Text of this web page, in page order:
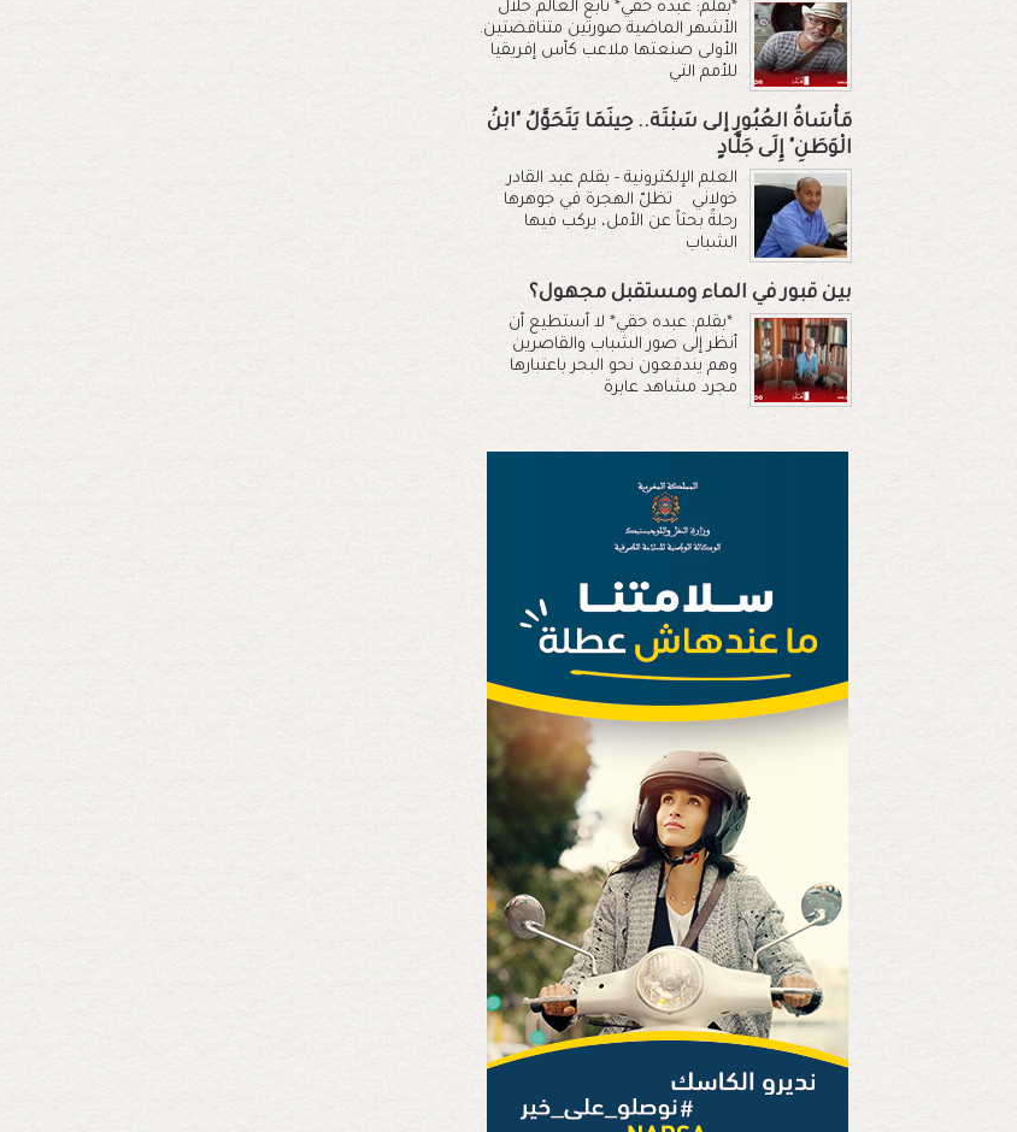
*بقلم: عبده حقي* تابع العالم خلال
الأشهر الماضية صورتين متناقضتين.
الأولى صنعتها ملاعب كأس إفريقيا
للأمم التي
مَأْسَاةُ العُبُورِ إلى سَبْتَة.. حِينَمَا يَتَحَوَّلُ "ابْنُ
الْوَطَنِ" إِلَى جَلَّادٍ
العلم الإلكترونية - بقلم عبد القادر
خولاني تظلّ الهجرة في جوهرها
رحلةً بحثاً عن الأمل، يركب فيها
الشباب
بين قبور في الماء ومستقبل مجهول؟
*بقلم: عبده حقي* لا أستطيع أن
أنظر إلى صور الشباب والقاصرين
وهم يندفعون نحو البحر باعتبارها
مجرد مشاهد عابرة